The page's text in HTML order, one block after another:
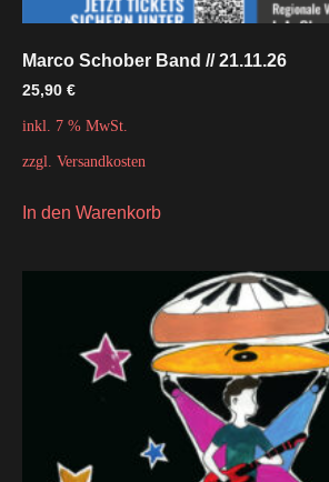
Marco Schober Band // 21.11.26
25,90 €
inkl. 7 % MwSt.
zzgl. Versandkosten
In den Warenkorb